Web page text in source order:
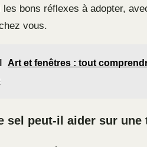
les bons réflexes à adopter,
vous.
Art et fenêtres : tout
sel peut-il aider sur une